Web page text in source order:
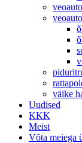
väike
Uudised
KKK
Meist
Võta meiega